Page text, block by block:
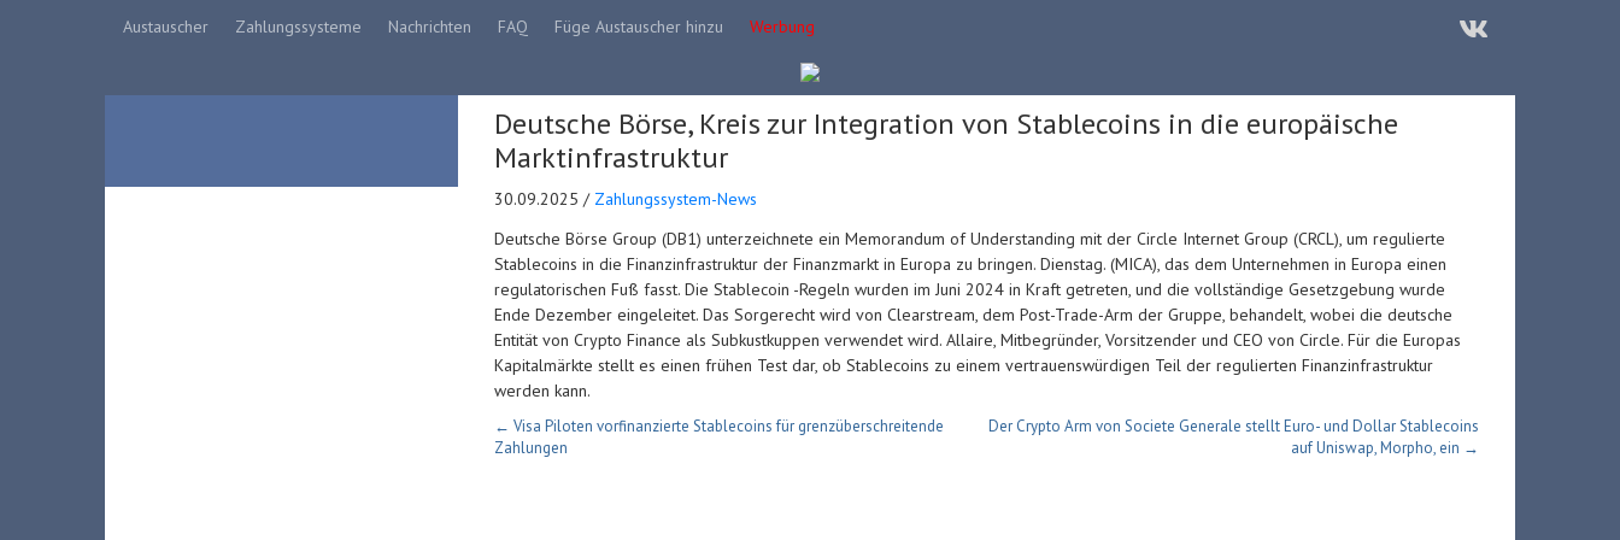
Austauscher Zahlungssysteme Nachrichten FAQ Füge Austauscher hinzu Werbung
Deutsche Börse, Kreis zur Integration von Stablecoins in die europäische
Marktinfrastruktur
30.09.2025 / Zahlungssystem-News
Deutsche Börse Group (DB1) unterzeichnete ein Memorandum of Understanding mit der Circle Internet Group (CRCL), um regulierte
Stablecoins in die Finanzinfrastruktur der Finanzmarkt in Europa zu bringen. Dienstag. (MICA), das dem Unternehmen in Europa einen
regulatorischen Fuß fasst. Die Stablecoin -Regeln wurden im Juni 2024 in Kraft getreten, und die vollständige Gesetzgebung wurde
Ende Dezember eingeleitet. Das Sorgerecht wird von Clearstream, dem Post-Trade-Arm der Gruppe, behandelt, wobei die deutsche
Entität von Crypto Finance als Subkustkuppen verwendet wird. Allaire, Mitbegründer, Vorsitzender und CEO von Circle. Für die Europas
Kapitalmärkte stellt es einen frühen Test dar, ob Stablecoins zu einem vertrauenswürdigen Teil der regulierten Finanzinfrastruktur
werden kann.
← Visa Piloten vorfinanzierte Stablecoins für grenzüberschreitende
Zahlungen
Der Crypto Arm von Societe Generale stellt Euro- und Dollar Stablecoins
auf Uniswap, Morpho, ein →